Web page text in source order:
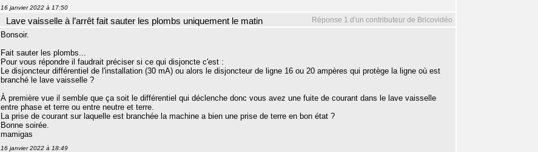
16 janvier 2022 à 17:50
Réponse 1 d'un contributeur de Bricovidéo
Lave vaisselle à l’arrêt fait sauter les plombs uniquement le matin
Bonsoir.
Fait sauter les plombs...
Pour vous répondre il faudrait préciser si ce qui disjoncte c'est :
Le disjoncteur différentiel de l'installation (30 mA) ou alors le disjoncteur de ligne 16 ou 20 ampères qui protège la ligne où est
branché le lave vaisselle ?
À première vue il semble que ça soit le différentiel qui déclenche donc vous avez une fuite de courant dans le lave vaisselle
entre phase et terre ou entre neutre et terre.
La prise de courant sur laquelle est branchée la machine a bien une prise de terre en bon état ?
Bonne soirée.
mamigas
16 janvier 2022 à 18:49